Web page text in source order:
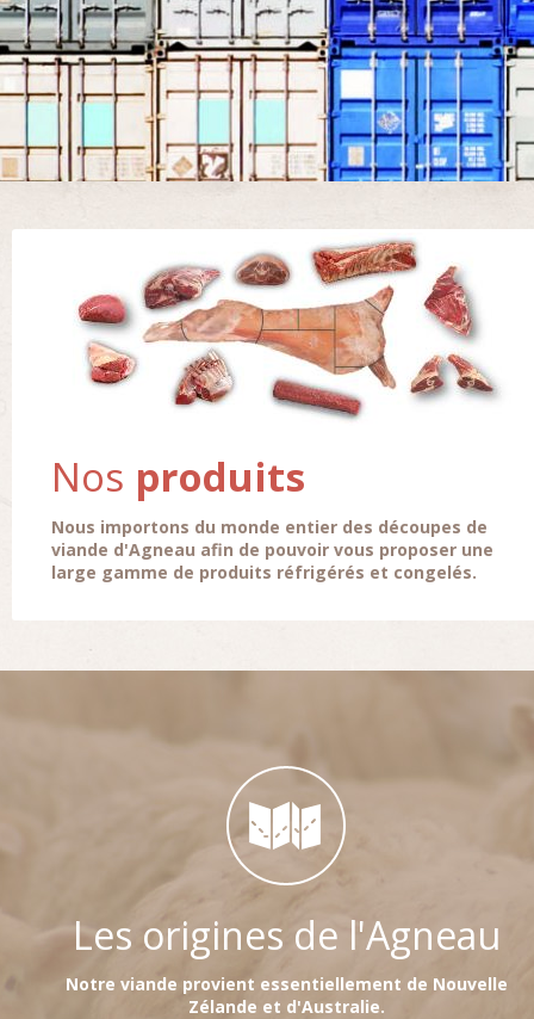
Nos produits
Nous importons du monde entier des découpes de
viande d'Agneau afin de pouvoir vous proposer une
large gamme de produits réfrigérés et congelés.
Les origines de l'Agneau
Notre viande provient essentiellement de Nouvelle
Zélande et d'Australie.